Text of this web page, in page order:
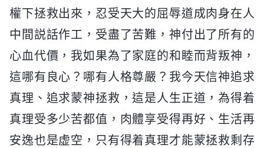
權下拯救出來，忍受天大的屈辱道成肉身在人
中間説話作工，受盡了苦難，神付出了所有的
心血代價，我如果為了家庭的和睦而背叛神，
這哪有良心？哪有人格尊嚴？我今天信神追求
真理、追求蒙神拯救，這是人生正道，為得着
真理受多少苦都值，肉體享受得再好、生活再
安逸也是虚空，只有得着真理才能蒙拯救剩存